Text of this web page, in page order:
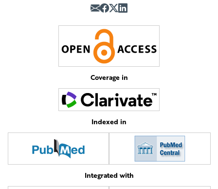
Coverage in
Indexed in
Integrated with